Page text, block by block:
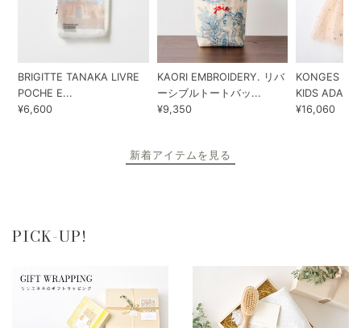
BRIGITTE TANAKA LIVRE
POCHE E...
¥6,600
KAORI EMBROIDERY. リバ
ーシブルトートバッ...
¥9,350
KONGES
KIDS ADA...
¥16,060
新着アイテムを見る
PICK-UP!